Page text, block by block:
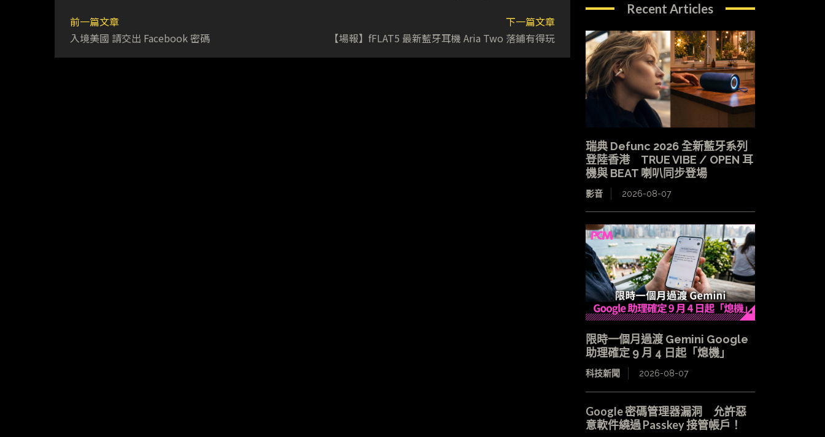
前一篇文章
入境美國 請交出 Facebook 密碼
下一篇文章
【場報】fFLAT5 最新藍牙耳機 Aria Two 落鋪有得玩
Recent Articles
瑞典 Defunc 2026 全新藍牙系列
登陸香港 TRUE VIBE / OPEN 耳
機與 BEAT 喇叭同步登場
影音 2026-08-07
限時一個月過渡 Gemini Google
助理確定 9 月 4 日起「熄機」
科技新聞 2026-08-07
Google 密碼管理器漏洞 允許惡
意軟件繞過 Passkey 接管帳戶！